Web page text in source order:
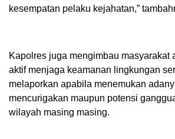
kesempatan pelaku kejahatan,”
Kapolres juga mengimbau masyarakat
aktif menjaga keamanan lingkungan
melaporkan apabila menemukan
mencurigakan maupun potensi
wilayah masing masing.